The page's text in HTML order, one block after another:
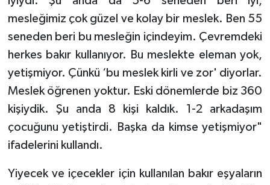
mesleğimiz çok güzel ve kolay bir meslek. Ben 55
seneden beri bu mesleğin içindeyim. Çevremdeki
herkes bakır kullanıyor. Bu meslekte eleman yok,
yetişmiyor. Çünkü ‘bu meslek kirli ve zor' diyorlar.
Meslek öğrenen yoktur. Eski dönemlerde biz 360
kişiydik. Şu anda 8 kişi kaldık. 1-2 arkadaşım
çocuğunu yetiştirdi. Başka da kimse yetişmiyor"
ifadelerini kullandı.
Yiyecek ve içecekler için kullanılan bakır eşyaların